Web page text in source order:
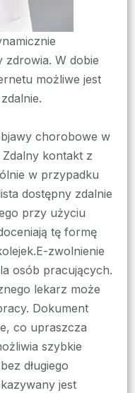
zdrowia. W dobie
możliwe jest
chorobowe w
kontakt z
w przypadku
dostępny zdalnie
przy użyciu
tę formę
zwolnienie
osób pracujących.
lekarz może
Dokument
co upraszcza
szybkie
długiego
jest